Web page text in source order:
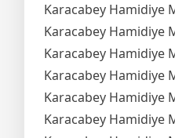
Karacabey Hamidiye
Karacabey Hamidiye
Karacabey Hamidiye
Karacabey Hamidiye
Karacabey Hamidiye
Karacabey Hamidiye